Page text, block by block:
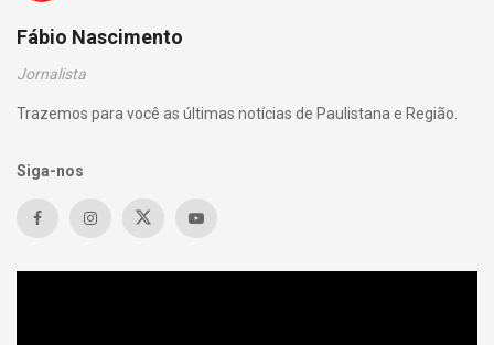
Fábio Nascimento
Jornalista
Trazemos para você as últimas notícias de Paulistana e Região.
Siga-nos